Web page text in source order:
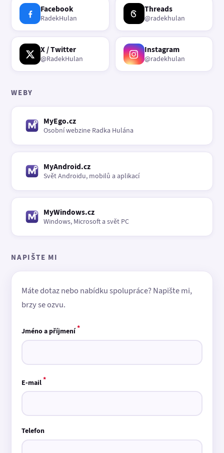
Facebook
RadekHulan
Threads
@radekhulan
X / Twitter
@RadekHulan
Instagram
@radekhulan
WEBY
MyEgo.cz
Osobní webzine Radka Hulána
MyAndroid.cz
Svět Androidu, mobilů a aplikací
MyWindows.cz
Windows, Microsoft a svět PC
NAPIŠTE MI
Máte dotaz nebo nabídku spolupráce? Napište mi,
brzy se ozvu.
Jméno a příjmení*
E-mail*
Telefon